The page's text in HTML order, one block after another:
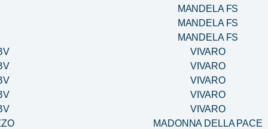
MANDELA FS
MANDELA FS
MANDELA FS
VIVARO
VIVARO
VIVARO
VIVARO
VIVARO
MADONNA DELLA PACE